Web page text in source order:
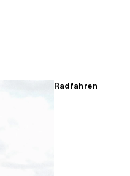
Radfahren